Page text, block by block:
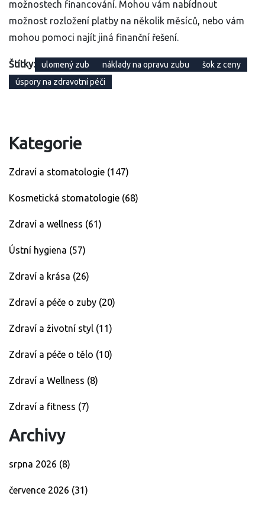
možnostech financování. Mohou vám nabídnout
možnost rozložení platby na několik měsíců, nebo vám
mohou pomoci najít jiná finanční řešení.
Štítky: ulomený zub náklady na opravu zubu
šok z ceny
úspory na zdravotní péči
Kategorie
Zdraví a stomatologie (147)
Kosmetická stomatologie (68)
Zdraví a wellness (61)
Ústní hygiena (57)
Zdraví a krása (26)
Zdraví a péče o zuby (20)
Zdraví a životní styl (11)
Zdraví a péče o tělo (10)
Zdraví a Wellness (8)
Zdraví a fitness (7)
Archivy
srpna 2026 (8)
července 2026 (31)